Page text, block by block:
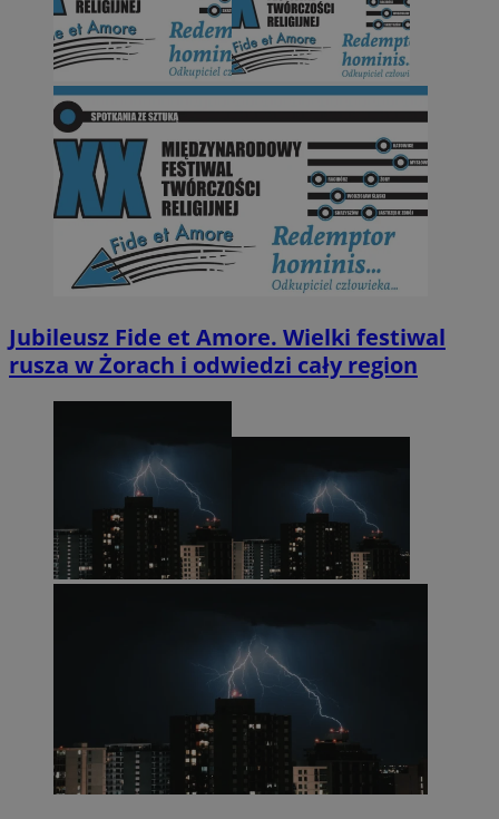
Jubileusz Fide et Amore. Wielki festiwal
rusza w Żorach i odwiedzi cały region